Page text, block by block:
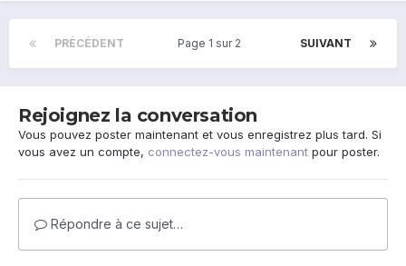
PRÉCÉDENT SUIVANT
Page 1 sur 2
Rejoignez la conversation
Vous pouvez poster maintenant et vous enregistrez plus tard. Si
vous avez un compte, connectez-vous maintenant pour poster.
Répondre à ce sujet…